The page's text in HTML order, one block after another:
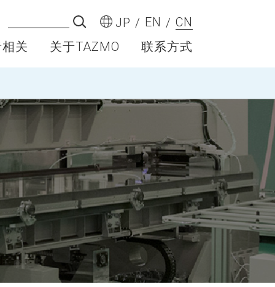
JP EN
CN
关 关于TAZMO 联系方式